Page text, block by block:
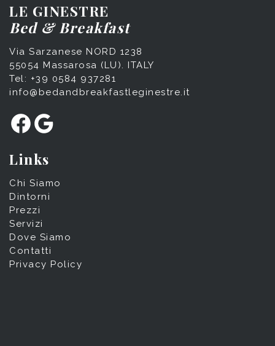
LE GINESTRE
Bed & Breakfast
Via Sarzanese NORD 1238
55054 Massarosa (LU). ITALY
Tel: +39 0584 937281
info@bedandbreakfastleginestre.it
Facebook Google
Links
Chi Siamo
Dintorni
Prezzi
Servizi
Dove Siamo
Contatti
Privacy Policy